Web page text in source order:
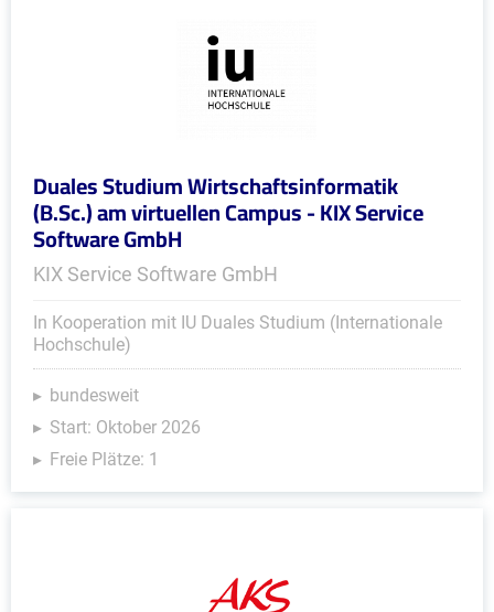
Duales Studium Wirtschaftsinformatik
(B.Sc.) am virtuellen Campus - KIX Service
Software GmbH
KIX Service Software GmbH
In Kooperation mit IU Duales Studium (Internationale
Hochschule)
bundesweit
Start: Oktober 2026
Freie Plätze: 1